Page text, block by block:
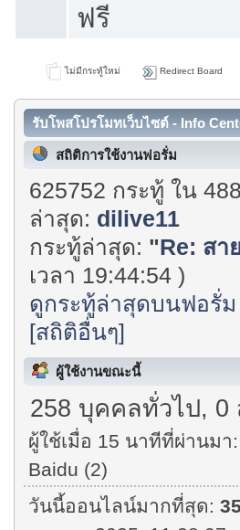
ฟรี
ไม่มีกระทู้ใหม่ Redirect Board
รับโพสโปรโมทเว็บไซต์ - Info
สถิติการใช้งานฟอรั่ม
625752 กระทู้ ใน
ล่าสุด: dilive11
กระทู้ล่าสุด: "Re: สา
เวลา 19:44:54 )
ดูกระทู้ล่าสุดบนฟอรั่ม
[สถิติอื่นๆ]
ผู้ใช้งานขณะนี้
258 บุคคลทั่วไป, 0
ผู้ใช้เมื่อ 15 นาทีที่ผ่านมา:
Baidu (2)
วันนี้ออนไลน์มากที่สุด: